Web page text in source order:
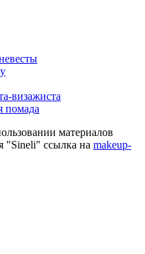
визажиста
помада
материалов
"Sineli" ссылка на makeup-